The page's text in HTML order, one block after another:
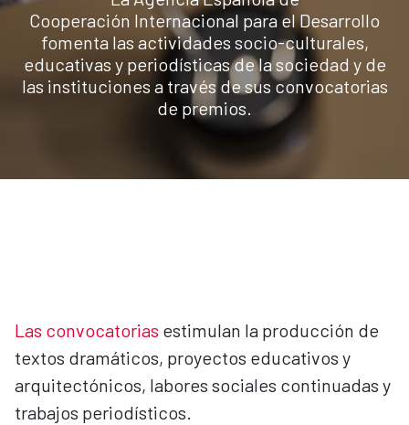
Cooperación Internacional para el Desarrollo
fomenta las actividades socio-culturales,
educativas y periodísticas de la sociedad y de
las instituciones a través de sus convocatorias
de premios.
Las convocatorias estimulan la producción de
textos dramáticos, proyectos educativos y
arquitectónicos, labores sociales continuadas y
trabajos periodísticos.